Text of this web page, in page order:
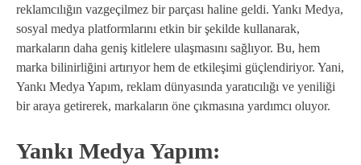
reklamcılığın vazgeçilmez bir parçası haline geldi. Yankı Medya,
sosyal medya platformlarını etkin bir şekilde kullanarak,
markaların daha geniş kitlelere ulaşmasını sağlıyor. Bu, hem
marka bilinirliğini artırıyor hem de etkileşimi güçlendiriyor. Yani,
Yankı Medya Yapım, reklam dünyasında yaratıcılığı ve yeniliği
bir araya getirerek, markaların öne çıkmasına yardımcı oluyor.
Yankı Medya Yapım: